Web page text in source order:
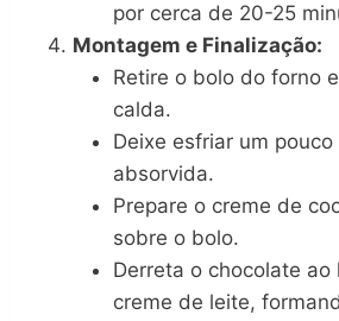
por cerca de 20-25
Montagem e Finalização:
Retire o bolo do forno
calda.
Deixe esfriar um
absorvida.
Prepare o creme de
sobre o bolo.
Derreta o chocolate ao
creme de leite,